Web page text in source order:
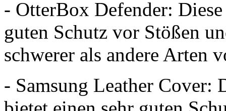
- OtterBox Defender:
guten Schutz vor Stößen
schwerer als andere Arten
- Samsung Leather Cover: